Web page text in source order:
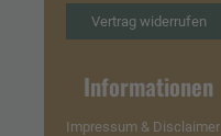
Vertrag widerrufen
Informationen
Impressum & Disclaimer